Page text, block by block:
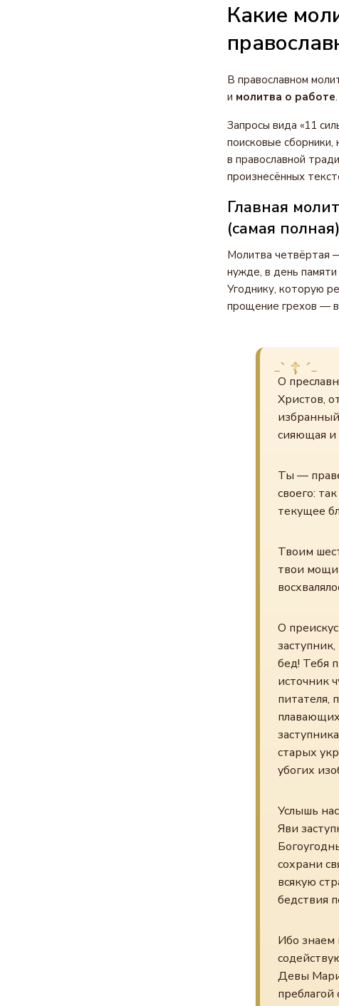
Какие
В православном
и молитва о работе
Запросы вида «11
поисковые
в православной
произнесённых
Главная
(самая полная)
Молитва четвёртая
нужде, в день
Угоднику, которую
прощение грехов —
О
Христов,
сияющая и
Ты —
своего:
текущее
Твоим
твои мощи
О
бед! Тебя
источник
питателя,
старых
убогих
Услышь
Яви
сохрани
всякую
бедствия
Ибо знаем
Девы